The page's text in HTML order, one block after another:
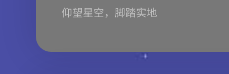
仰望星空，脚踏实地